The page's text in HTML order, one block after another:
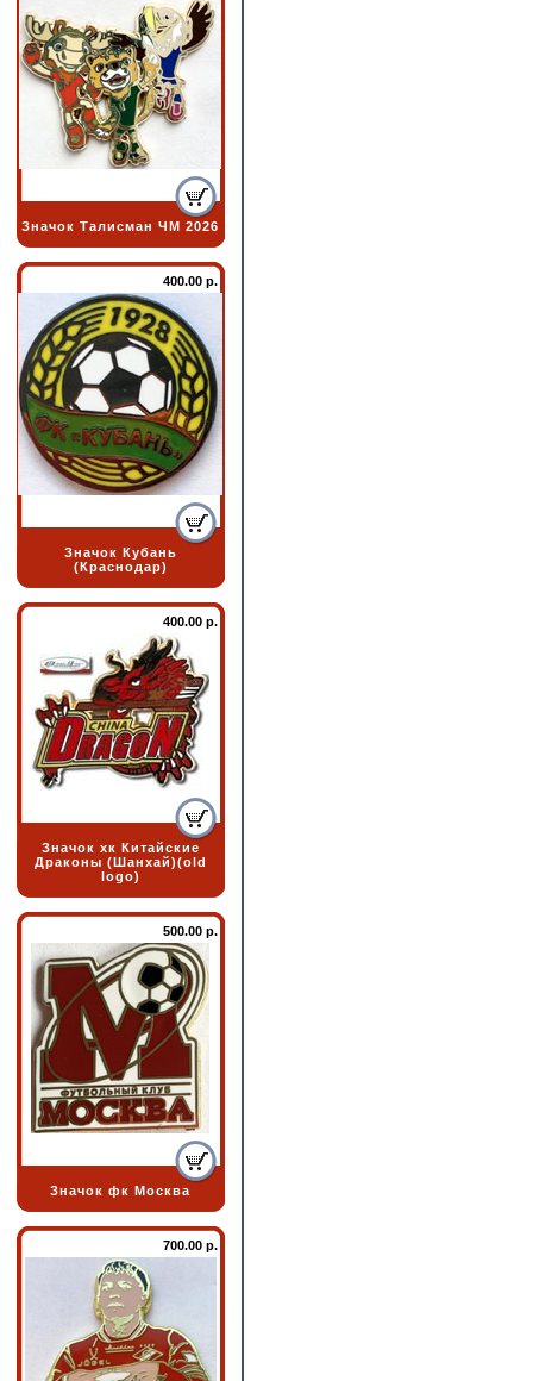
Значок Талисман ЧМ 2026
400.00 р.
Значок Кубань
(Краснодар)
400.00 р.
Значок хк Китайские
Драконы (Шанхай)(old
logo)
500.00 р.
Значок фк Москва
700.00 р.